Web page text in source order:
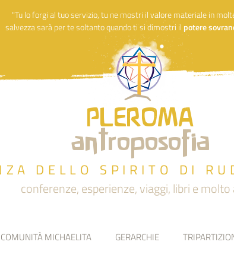
"Tu lo forgi al tuo servizio, tu ne mostri il valore materiale in
salvezza sarà per te soltanto quando ti si dimostri il potere
PLEROMA
antroposofia
DELLO SPIRITO DI
conferenze, esperienze, viaggi, libri e molto
COMUNITÀ MICHAELITA GERARCHIE